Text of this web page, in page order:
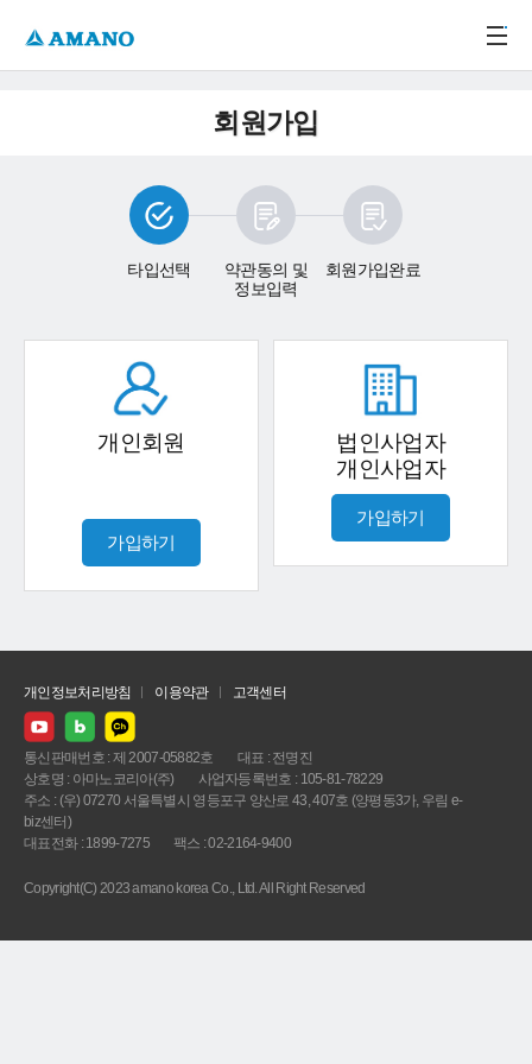
회원가입
타입선택
약관동의 및
정보입력
회원가입완료
개인회원
가입하기
법인사업자
개인사업자
가입하기
개인정보처리방침 이용약관 고객센터
통신판매번호 : 제 2007-05882호
대표 : 전명진
상호명 : 아마노코리아(주)
사업자등록번호 : 105-81-78229
주소 : (우) 07270 서울특별시 영등포구 양산로 43, 407호 (양평동3가, 우림 e-
biz센터)
대표전화 : 1899-7275
팩스 : 02-2164-9400
Copyright(C) 2023 amano korea Co., Ltd. All Right Reserved